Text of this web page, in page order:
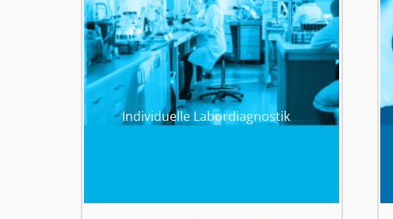
Individuelle Labordiagnostik